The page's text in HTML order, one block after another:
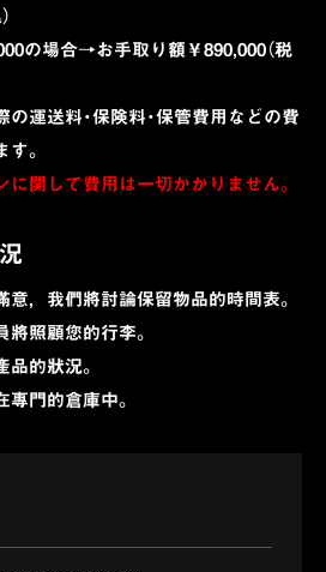
の場合→お手取り額￥890,000（税
運送料・保険料・保管費用などの費
。
関して費用は一切かかりません。
，我們將討論保留物品的時間表。
照顧您的行李。
的狀況。
門的倉庫中。